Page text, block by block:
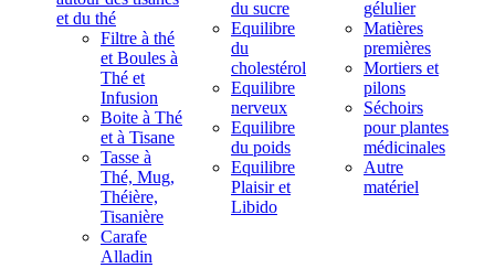
et du thé
Filtre à thé
et Boules à
Thé et
Infusion
Boite à Thé
et à Tisane
Tasse à
Thé, Mug,
Théière,
Tisanière
Carafe
Alladin
du sucre
Equilibre
du
cholestérol
Equilibre
nerveux
Equilibre
du poids
Equilibre
Plaisir et
Libido
gélulier
Matières
premières
Mortiers et
pilons
Séchoirs
pour plantes
médicinales
Autre
matériel